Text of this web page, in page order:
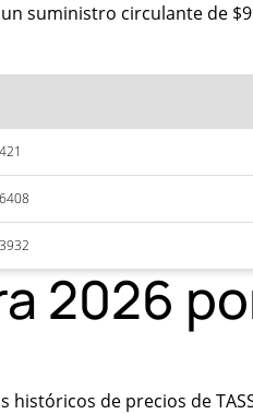
suministro circulante de
2026
de precios de